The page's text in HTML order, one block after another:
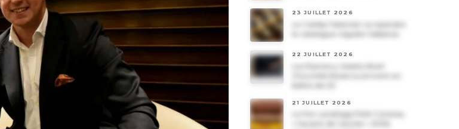
23 JUILLET 2026
Le Cohiba Talismán va rejoindre
le catalogue régulier Habanos
22 JUILLET 2026
Les Romeo y Julieta Short
21 JUILLET 2026
Le Por Larrañaga Petit Coronas,